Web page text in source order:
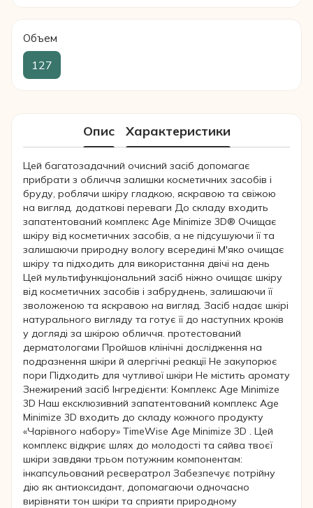
Объем
127
Опис Характеристики
Цей багатозадачний очисний засіб допомагає
прибрати з обличчя залишки косметичних засобів і
бруду, роблячи шкіру гладкою, яскравою та свіжою
на вигляд. додаткові переваги До складу входить
запатентований комплекс Age Minimize 3D® Очищає
шкіру від косметичних засобів, а не підсушуючи її та
залишаючи природну вологу всередині М'яко очищає
шкіру та підходить для використання двічі на день
Цей мультифункціональний засіб ніжно очищає шкіру
від косметичних засобів і забруднень, залишаючи її
зволоженою та яскравою на вигляд. Засіб надає шкірі
натурального вигляду та готує її до наступних кроків
у догляді за шкірою обличчя. протестований
дерматологами Пройшов клінічні дослідження на
подразнення шкіри й алергічні реакції Не закупорює
пори Підходить для чутливої шкіри Не містить аромату
Знежирений засіб Інгредієнти: Комплекс Age Minimize
3D Наш ексклюзивний запатентований комплекс Age
Minimize 3D входить до складу кожного продукту
«Чарівного набору» TimeWise Age Minimize 3D . Цей
комплекс відкриє шлях до молодості та сяйва твоєї
шкіри завдяки трьом потужним компонентам:
інкапсульований ресвератрол Забезпечує потрійну
дію як антиоксидант, допомагаючи одночасно
вирівняти тон шкіри та сприяти природному